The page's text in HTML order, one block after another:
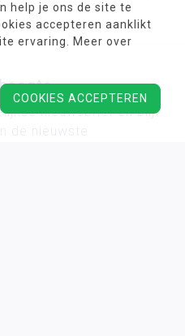
help je ons de site te
accepteren aanklikt
ervaring. Meer over
COOKIES ACCEPTEREN
nieuwsbrief en blijf